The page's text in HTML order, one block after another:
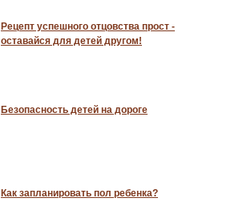
Рецепт успешного отцовства прост -
оставайся для детей другом!
Безопасность детей на дороге
Как запланировать пол ребенка?